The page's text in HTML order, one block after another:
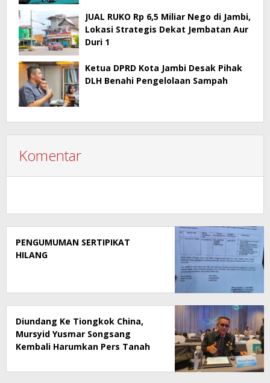
JUAL RUKO Rp 6,5 Miliar Nego di Jambi,
Lokasi Strategis Dekat Jembatan Aur
Duri 1
Ketua DPRD Kota Jambi Desak Pihak
DLH Benahi Pengelolaan Sampah
Komentar
PENGUMUMAN SERTIPIKAT
HILANG
Diundang Ke Tiongkok China,
Mursyid Yusmar Songsang
Kembali Harumkan Pers Tanah